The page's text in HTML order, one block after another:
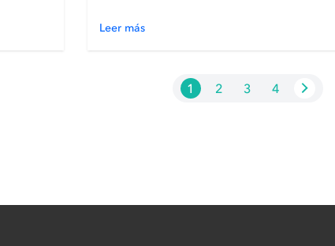
directa a TV protegido con
Leer más
1 2 3 4